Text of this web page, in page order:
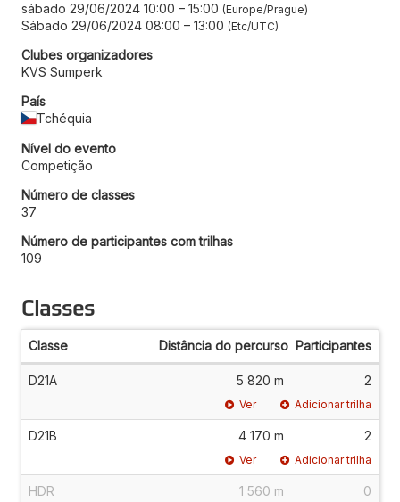
sábado 29/06/2024 10:00 – 15:00 Europe/Prague
Sábado 29/06/2024 08:00 – 13:00 Etc/UTC
Clubes organizadores
KVS Sumperk
País
Tchéquia
Nível do evento
Competição
Número de classes
37
Número de participantes com trilhas
109
Classes
Classe Distância do percurso Participantes
D21A 5 820 m 2
Ver Adicionar trilha
D21B 4 170 m 2
Ver Adicionar trilha
HDR 1 560 m 0